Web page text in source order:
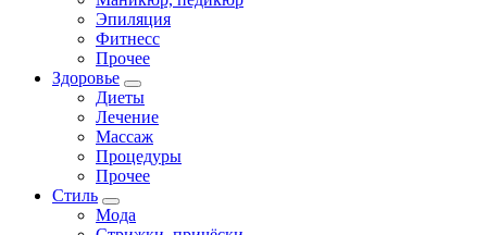
Эпиляция
Фитнесс
Прочее
Здоровье
Диеты
Лечение
Массаж
Процедуры
Прочее
Стиль
Мода